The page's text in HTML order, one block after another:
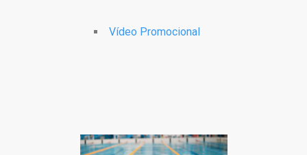
Vídeo Promocional